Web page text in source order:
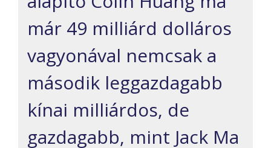
már 49 milliárd dolláros
vagyonával nemcsak a
második leggazdagabb
kínai milliárdos, de
gazdagabb, mint Jack Ma